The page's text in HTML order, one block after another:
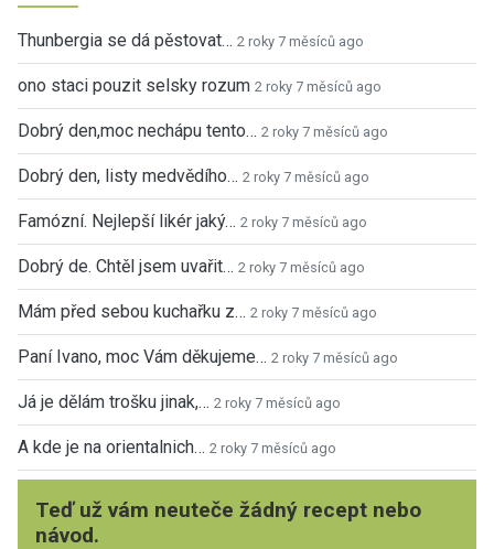
Thunbergia se dá pěstovat… 2 roky 7 měsíců ago
ono staci pouzit selsky rozum 2 roky 7 měsíců ago
Dobrý den,moc nechápu tento… 2 roky 7 měsíců ago
Dobrý den, listy medvědího… 2 roky 7 měsíců ago
Famózní. Nejlepší likér jaký… 2 roky 7 měsíců ago
Dobrý de. Chtěl jsem uvařit… 2 roky 7 měsíců ago
Mám před sebou kuchařku z… 2 roky 7 měsíců ago
Paní Ivano, moc Vám děkujeme… 2 roky 7 měsíců ago
Já je dělám trošku jinak,… 2 roky 7 měsíců ago
A kde je na orientalnich… 2 roky 7 měsíců ago
Teď už vám neuteče žádný recept nebo
návod.